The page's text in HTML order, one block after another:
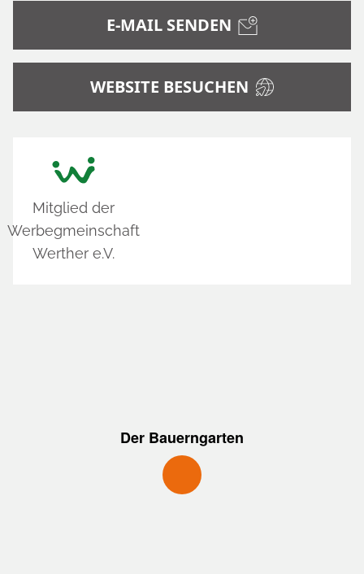
E-MAIL SENDEN
WEBSITE BESUCHEN
Mitglied der
Werbegmeinschaft
Werther e.V.
Der Bauerngarten